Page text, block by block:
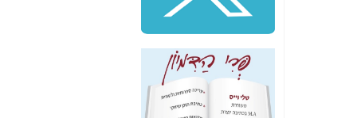
התקשורת) - עד
אותי! -כאן
"יש אפליה בחקירה"?
חשיפה: למה השר
משה כחלון לא נחקר
עד היום? -
כאן